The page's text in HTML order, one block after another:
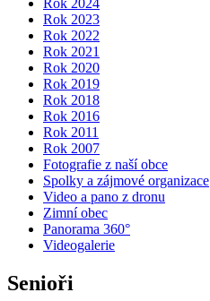
Rok 2024
Rok 2023
Rok 2022
Rok 2021
Rok 2020
Rok 2019
Rok 2018
Rok 2016
Rok 2011
Rok 2007
Fotografie z naší obce
Spolky a zájmové organizace
Video a pano z dronu
Zimní obec
Panorama 360°
Videogalerie
Senioři